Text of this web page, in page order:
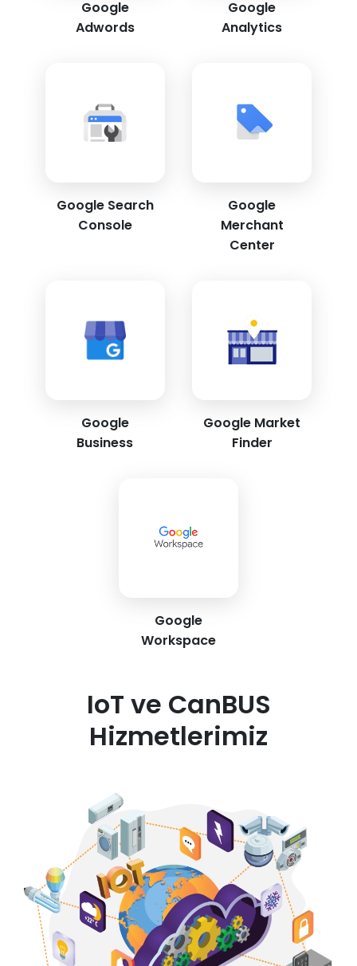
Google
Adwords
Google
Analytics
Google Search
Console
Google
Merchant
Center
Google
Business
Google Market
Finder
Google
Workspace
IoT ve CanBUS
Hizmetlerimiz